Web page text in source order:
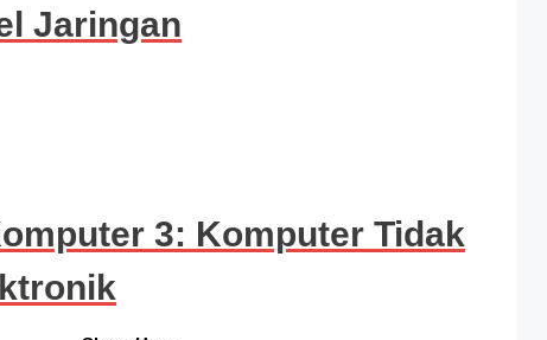
Jaringan
3: Komputer Tidak